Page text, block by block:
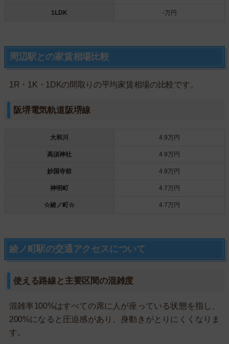
1LDK -万円
周辺駅との家賃相場比較
1R・1K・1DKの間取りの平均家賃相場の比較です。
阪堺電気軌道阪堺線
大和川 4.9万円
高須神社 4.9万円
妙国寺前 4.9万円
神明町 4.7万円
☆綾ノ町☆ 4.7万円
綾ノ町駅の交通アクセスについて
使える路線と主要区間の混雑度
混雑率100%はすべての席に人が座っている状態を指し、
200%になると圧迫感があり、身動きがとりにくくなりま
す。